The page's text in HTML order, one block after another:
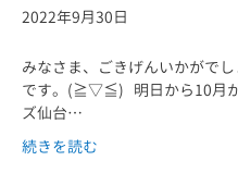
2022年9月30日
みなさま、ごきげんいかがで
です。(≧▽≦) 明日から10月が
ズ仙台…
続きを読む